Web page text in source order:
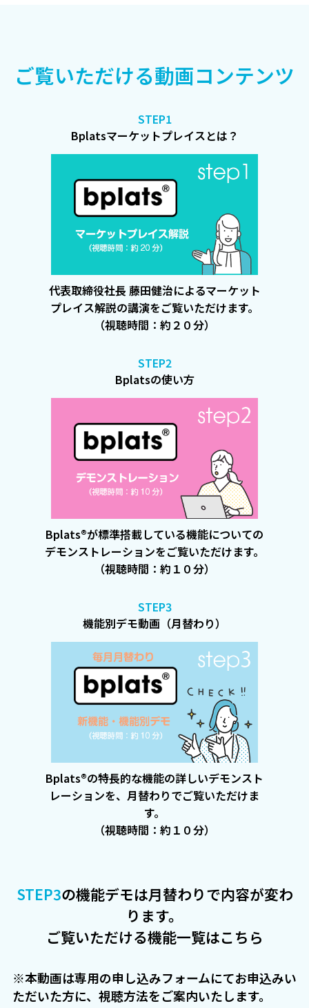
ご覧いただける動画コンテンツ
STEP1
Bplatsマーケットプレイスとは？
代表取締役社長 藤田健治によるマーケット
プレイス解説の講演をご覧いただけます。
（視聴時間：約２０分）
STEP2
Bplatsの使い方
Bplats®が標準搭載している機能についての
デモンストレーションをご覧いただけます。
（視聴時間：約１０分）
STEP3
機能別デモ動画（月替わり）
Bplats®の特長的な機能の詳しいデモンスト
レーションを、月替わりでご覧いただけま
す。
（視聴時間：約１０分）
STEP3の機能デモは月替わりで内容が変わ
ります。
ご覧いただける機能一覧はこちら
※本動画は専用の申し込みフォームにてお申込みい
ただいた方に、視聴方法をご案内いたします。